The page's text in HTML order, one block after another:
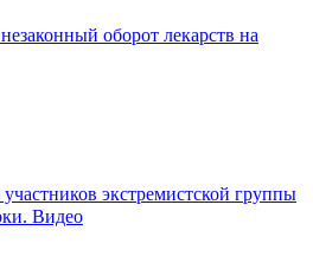
оборот лекарств на
экстремистской группы
Видео